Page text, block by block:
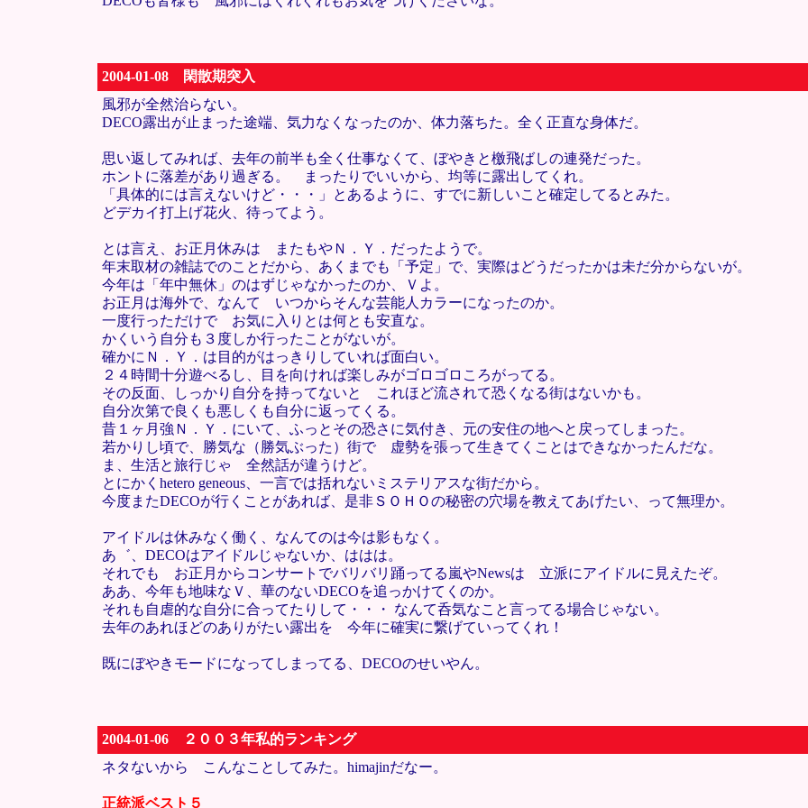
2004-01-08 閑散期突入
風邪が全然治らない。
DECO露出が止まった途端、気力なくなったのか、体力落ちた。全く正直な身体だ。
思い返してみれば、去年の前半も全く仕事なくて、ぼやきと檄飛ばしの連発だった。
ホントに落差があり過ぎる。 まったりでいいから、均等に露出してくれ。
「具体的には言えないけど・・・」とあるように、すでに新しいこと確定してるとみた。
どデカイ打上げ花火、待ってよう。
とは言え、お正月休みは またもやＮ．Ｙ．だったようで。
年末取材の雑誌でのことだから、あくまでも「予定」で、実際はどうだったかは未だ分からないが。
今年は「年中無休」のはずじゃなかったのか、Ｖよ。
お正月は海外で、なんて いつからそんな芸能人カラーになったのか。
一度行っただけで お気に入りとは何とも安直な。
かくいう自分も３度しか行ったことがないが。
確かにＮ．Ｙ．は目的がはっきりしていれば面白い。
２４時間十分遊べるし、目を向ければ楽しみがゴロゴロころがってる。
その反面、しっかり自分を持ってないと これほど流されて恐くなる街はないかも。
自分次第で良くも悪しくも自分に返ってくる。
昔１ヶ月強Ｎ．Ｙ．にいて、ふっとその恐さに気付き、元の安住の地へと戻ってしまった。
若かりし頃で、勝気な（勝気ぶった）街で 虚勢を張って生きてくことはできなかったんだな。
ま、生活と旅行じゃ 全然話が違うけど。
とにかくhetero geneous、一言では括れないミステリアスな街だから。
今度またDECOが行くことがあれば、是非ＳＯＨＯの秘密の穴場を教えてあげたい、って無理か。
アイドルは休みなく働く、なんてのは今は影もなく。
あ゛、DECOはアイドルじゃないか、ははは。
それでも お正月からコンサートでバリバリ踊ってる嵐やNewsは 立派にアイドルに見えたぞ。
ああ、今年も地味なＶ、華のないDECOを追っかけてくのか。
それも自虐的な自分に合ってたりして・・・ なんて呑気なこと言ってる場合じゃない。
去年のあれほどのありがたい露出を 今年に確実に繋げていってくれ！
既にぼやきモードになってしまってる、DECOのせいやん。
2004-01-06 ２００３年私的ランキング
ネタないから こんなことしてみた。himajinだなー。
正統派ベスト５